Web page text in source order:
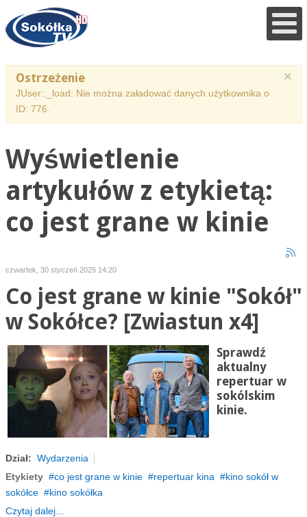
×
Ostrzeżenie
JUser::_load: Nie można załadować danych użytkownika o
ID: 776.
Wyświetlenie
artykułów z etykietą:
co jest grane w kinie
czwartek, 30 styczeń 2025 14:20
Co jest grane w kinie "Sokół"
w Sokółce? [Zwiastun x4]
Sprawdź
aktualny
repertuar w
sokólskim
kinie.
Dział: Wydarzenia
Etykiety
co jest grane w kinie repertuar kina
kino sokół w
sokółce
kino sokółka
Czytaj dalej...